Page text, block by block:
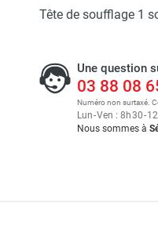
STOCKAGE, CUVE ET
TRAITEMENT DE L'AIR
ACCESSOIRES ET
Chauffage
Chauffage
Tête de soufflage 1
Une question
03 88 08
Numéro non surtaxé.
Lun-Ven : 8h30-12
Nous sommes à